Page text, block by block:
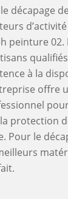
décapage
peinture 02.
à la
offre
protection
Pour le